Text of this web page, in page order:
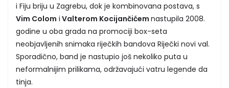
i Fiju briju u Zagrebu, dok je kombinovana postava, s
Vim Colom i Valterom Kocijančićem nastupila 2008.
godine u oba grada na promociji box-seta
neobjavljenih snimaka riječkih bandova Riječki novi val.
Sporadično, band je nastupio još nekoliko puta u
neformalnijim prilikama, održavajući vatru legende da
tinja.